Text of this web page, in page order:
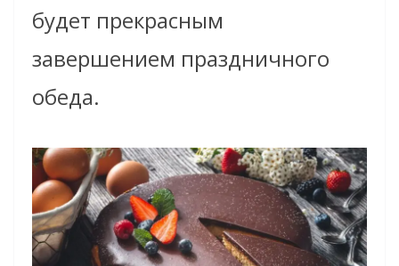
будет прекрасным
завершением праздничного
обеда.